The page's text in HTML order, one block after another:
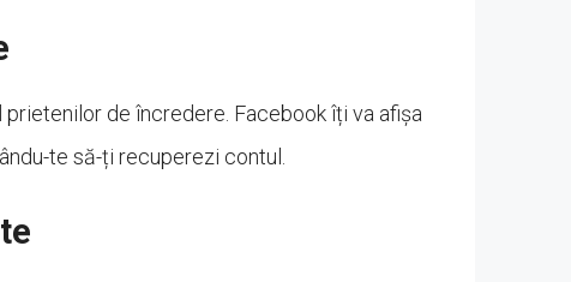
de încredere. Facebook îți va afișa
te să-ți recuperezi contul.